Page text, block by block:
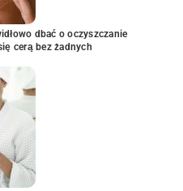
dbać o oczyszczanie
cerą bez żadnych